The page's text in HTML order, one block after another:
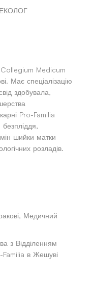
Medicum
Має спеціалізацію
здобувала,
Pro-Familia
шийки матки
розладів.
Медичний
з Відділенням
Familia в Жешуві